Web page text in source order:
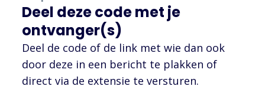
Deel deze code met je
ontvanger(s)
Deel de code of de link met wie dan ook
door deze in een bericht te plakken of
direct via de extensie te versturen.